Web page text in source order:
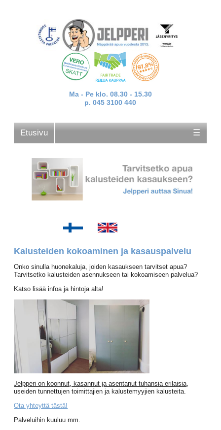
Ma - Pe klo. 08.30 - 15.30
p. 045 3100 440
Etusivu ☰
Kalusteiden kokoaminen ja kasauspalvelu
Onko sinulla huonekaluja, joiden kasaukseen tarvitset apua?
Tarvitsetko kalusteiden asennukseen tai kokoamiseen palvelua?
Katso lisää infoa ja hintoja alta!
Jelpperi on koonnut, kasannut ja asentanut tuhansia erilaisia,
useiden tunnettujen toimittajien ja kalustemyyjien kalusteita.
Ota yhteyttä tästä!
Palveluihin kuuluu mm.